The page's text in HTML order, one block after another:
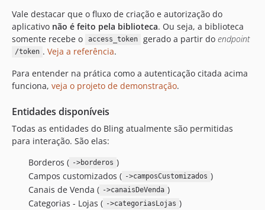
Vale destacar que o fluxo de criação e autorização do
aplicativo não é feito pela biblioteca. Ou seja, a biblioteca
somente recebe o
access_token gerado a partir do endpoint
/token . Veja a referência.
Para entender na prática como a autenticação citada acima
funciona, veja o projeto de demonstração.
Entidades disponíveis
Todas as entidades do Bling atualmente são permitidas
para interação. São elas:
Borderos ( ->borderos )
Campos customizados ( ->camposCustomizados )
Canais de Venda ( ->canaisDeVenda )
Categorias - Lojas ( ->categoriasLojas )